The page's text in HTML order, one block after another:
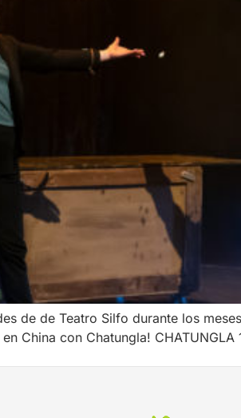
de de Teatro Silfo durante los
China con Chatungla!